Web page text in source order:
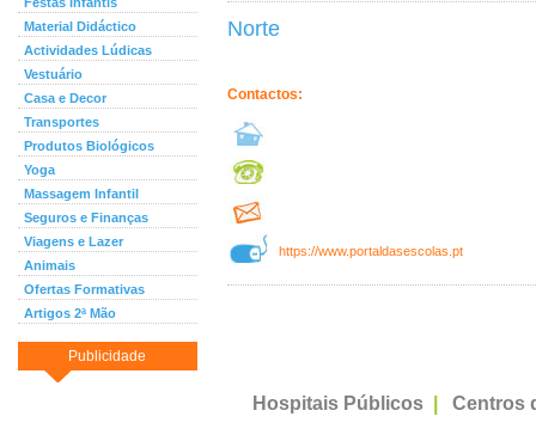
Material Didáctico
Actividades Lúdicas
Vestuário
Casa e Decor
Transportes
Produtos Biológicos
Yoga
Massagem Infantil
Seguros e Finanças
Viagens e Lazer
Animais
Ofertas Formativas
Artigos 2ª Mão
Publicidade
Norte
Contactos:
https://www.portaldasescolas.pt
Hospitais Públicos Centros